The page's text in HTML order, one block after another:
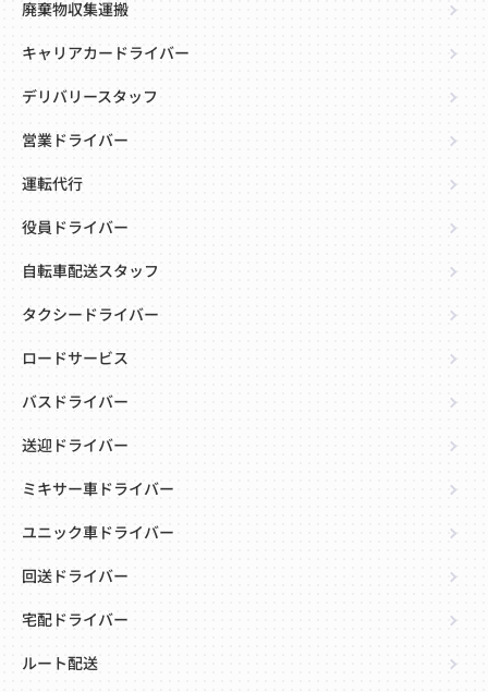
廃棄物収集運搬
キャリアカードライバー
デリバリースタッフ
営業ドライバー
運転代行
役員ドライバー
自転車配送スタッフ
タクシードライバー
ロードサービス
バスドライバー
送迎ドライバー
ミキサー車ドライバー
ユニック車ドライバー
回送ドライバー
宅配ドライバー
ルート配送